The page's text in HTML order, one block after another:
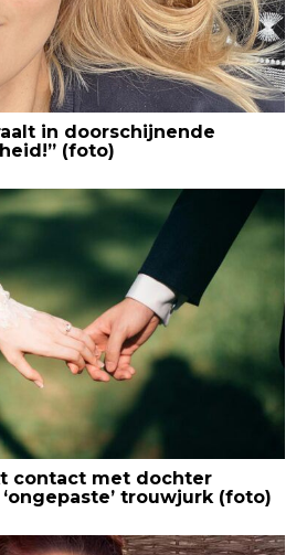
in doorschijnende
(foto)
contact met dochter
trouwjurk (foto)